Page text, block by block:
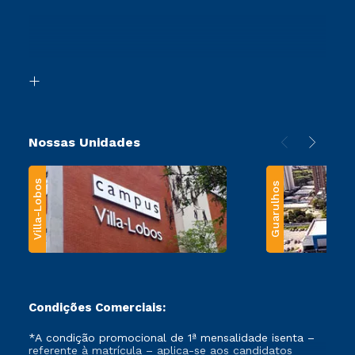
Transferência
Nossas Unidades
Villa-Lobos Guarulhos
Condições Comerciais:
*A condição promocional de 1ª mensalidade isenta –
referente à matrícula – aplica-se aos candidatos